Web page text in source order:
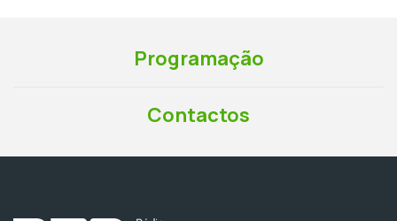
Programação
Contactos